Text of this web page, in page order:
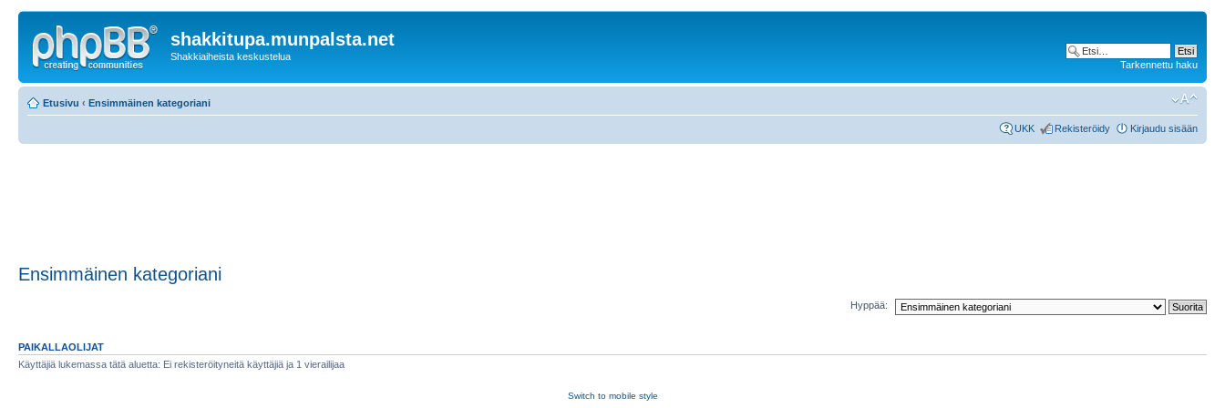
shakkitupa.munpalsta.net
Shakkiaiheista keskustelua
Tarkennettu haku
Etusivu ‹ Ensimmäinen kategoriani
UKK Rekisteröidy Kirjaudu sisään
Ensimmäinen kategoriani
Hyppää:
PAIKALLAOLIJAT
Käyttäjiä lukemassa tätä aluetta: Ei rekisteröityneitä käyttäjiä ja 1 vierailijaa
Switch to mobile style